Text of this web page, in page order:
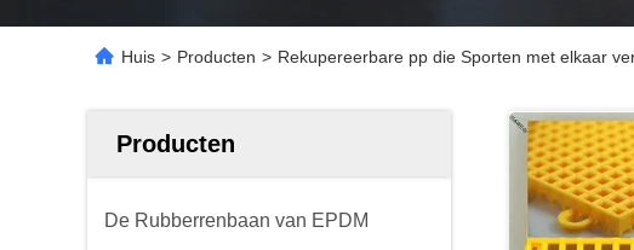
Huis > Producten > Rekupereerbare pp die Sporten met elkaar
Producten
De Rubberrenbaan van EPDM